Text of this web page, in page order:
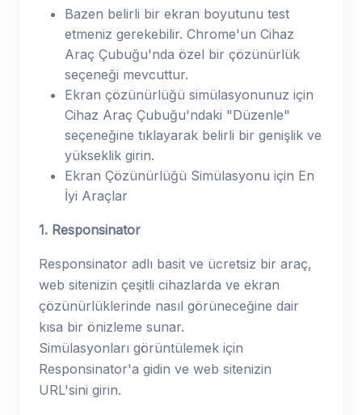
Bazen belirli bir ekran boyutunu test
etmeniz gerekebilir. Chrome'un Cihaz
Araç Çubuğu'nda özel bir çözünürlük
seçeneği mevcuttur.
Ekran çözünürlüğü simülasyonunuz için
Cihaz Araç Çubuğu'ndaki "Düzenle"
seçeneğine tıklayarak belirli bir genişlik ve
yükseklik girin.
Ekran Çözünürlüğü Simülasyonu için En
İyi Araçlar
1. Responsinator
Responsinator adlı basit ve ücretsiz bir araç,
web sitenizin çeşitli cihazlarda ve ekran
çözünürlüklerinde nasıl görüneceğine dair
kısa bir önizleme sunar.
Simülasyonları görüntülemek için
Responsinator'a gidin ve web sitenizin
URL'sini girin.